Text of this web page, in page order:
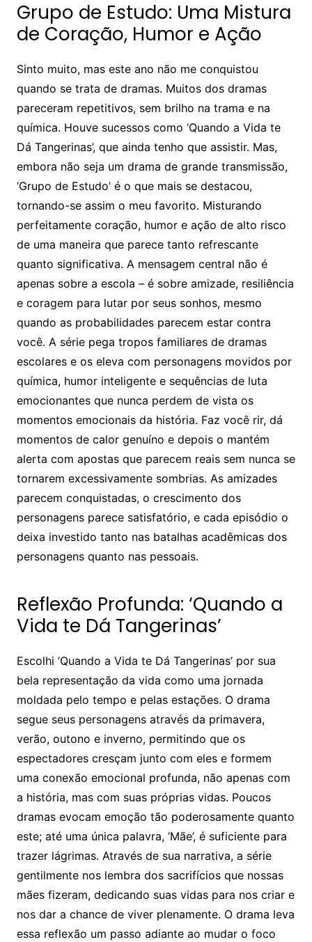
Grupo de Estudo: Uma Mistura
de Coração, Humor e Ação
Sinto muito, mas este ano não me conquistou
quando se trata de dramas. Muitos dos dramas
pareceram repetitivos, sem brilho na trama e na
química. Houve sucessos como ‘Quando a Vida te
Dá Tangerinas’, que ainda tenho que assistir. Mas,
embora não seja um drama de grande transmissão,
‘Grupo de Estudo’ é o que mais se destacou,
tornando-se assim o meu favorito. Misturando
perfeitamente coração, humor e ação de alto risco
de uma maneira que parece tanto refrescante
quanto significativa. A mensagem central não é
apenas sobre a escola – é sobre amizade, resiliência
e coragem para lutar por seus sonhos, mesmo
quando as probabilidades parecem estar contra
você. A série pega tropos familiares de dramas
escolares e os eleva com personagens movidos por
química, humor inteligente e sequências de luta
emocionantes que nunca perdem de vista os
momentos emocionais da história. Faz você rir, dá
momentos de calor genuíno e depois o mantém
alerta com apostas que parecem reais sem nunca se
tornarem excessivamente sombrias. As amizades
parecem conquistadas, o crescimento dos
personagens parece satisfatório, e cada episódio o
deixa investido tanto nas batalhas acadêmicas dos
personagens quanto nas pessoais.
Reflexão Profunda: ‘Quando a
Vida te Dá Tangerinas’
Escolhi ‘Quando a Vida te Dá Tangerinas’ por sua
bela representação da vida como uma jornada
moldada pelo tempo e pelas estações. O drama
segue seus personagens através da primavera,
verão, outono e inverno, permitindo que os
espectadores cresçam junto com eles e formem
uma conexão emocional profunda, não apenas com
a história, mas com suas próprias vidas. Poucos
dramas evocam emoção tão poderosamente quanto
este; até uma única palavra, ‘Mãe’, é suficiente para
trazer lágrimas. Através de sua narrativa, a série
gentilmente nos lembra dos sacrifícios que nossas
mães fizeram, dedicando suas vidas para nos criar e
nos dar a chance de viver plenamente. O drama leva
essa reflexão um passo adiante ao mudar o foco